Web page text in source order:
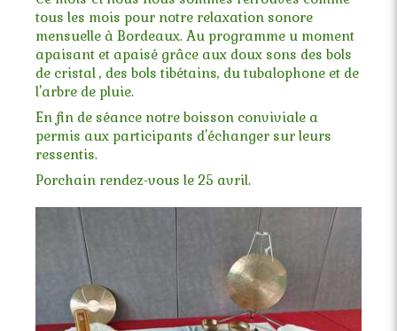
tous les mois pour notre relaxation sonore
mensuelle à Bordeaux. Au programme u moment
apaisant et apaisé grâce aux doux sons des bols
de cristal , des bols tibétains, du tubalophone et de
l'arbre de pluie.
En fin de séance notre boisson conviviale a
permis aux participants d'échanger sur leurs
ressentis.
Porchain rendez-vous le 25 avril.